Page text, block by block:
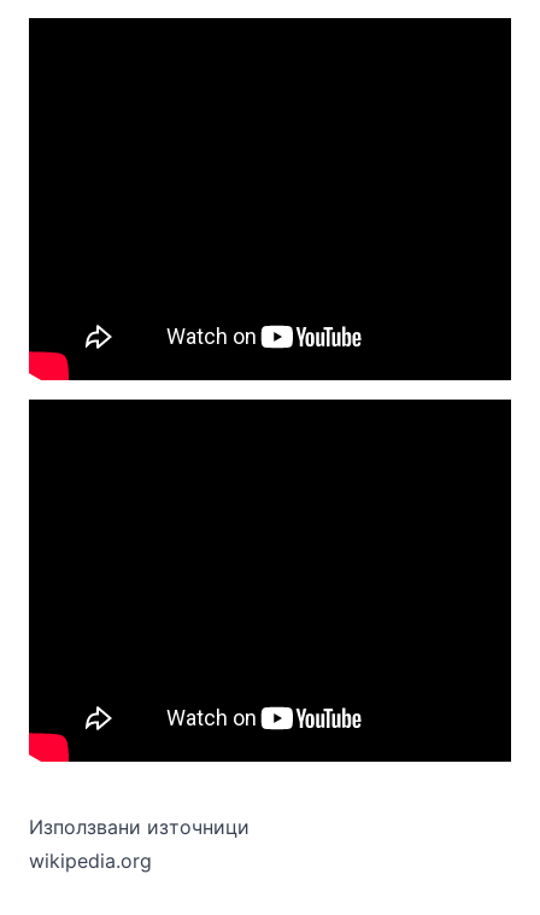
Използвани източници
wikipedia.org